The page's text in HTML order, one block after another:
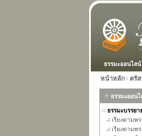
ธรรมะออนไลน์
หน้าหลัก ตรั
ธรรมะออน
ธรรมะบรรยา
เรียงตามพ
เรียงตามพ